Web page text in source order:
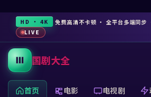
HD · 4K 免费高清不卡顿 · 全平台多端同步
LIVE
国剧大全
首页 电影 电视剧